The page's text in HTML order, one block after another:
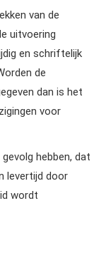
van de
uitvoering
en schriftelijk
de
dan is het
voor
hebben, dat
levertijd door
wordt